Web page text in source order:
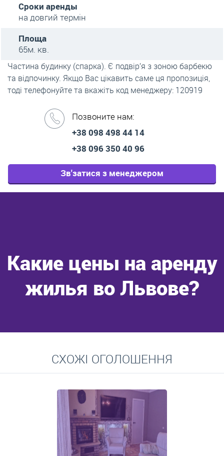
Сроки аренды
на довгий термін
Площа
65м. кв.
Частина будинку (спарка). Є подвір’я з зоною барбекю
та відпочинку. Якщо Вас цікавить саме ця пропозиція,
тоді телефонуйте та вкажіть код менеджеру: 120919
Позвоните нам:
+38 098 498 44 14
+38 096 350 40 96
Зв'затися з менеджером
Какие цены на аренду
жилья во Львове?
Средние цены на долгосрочную аренду квартир, домов,
комнат
СХОЖІ ОГОЛОШЕННЯ